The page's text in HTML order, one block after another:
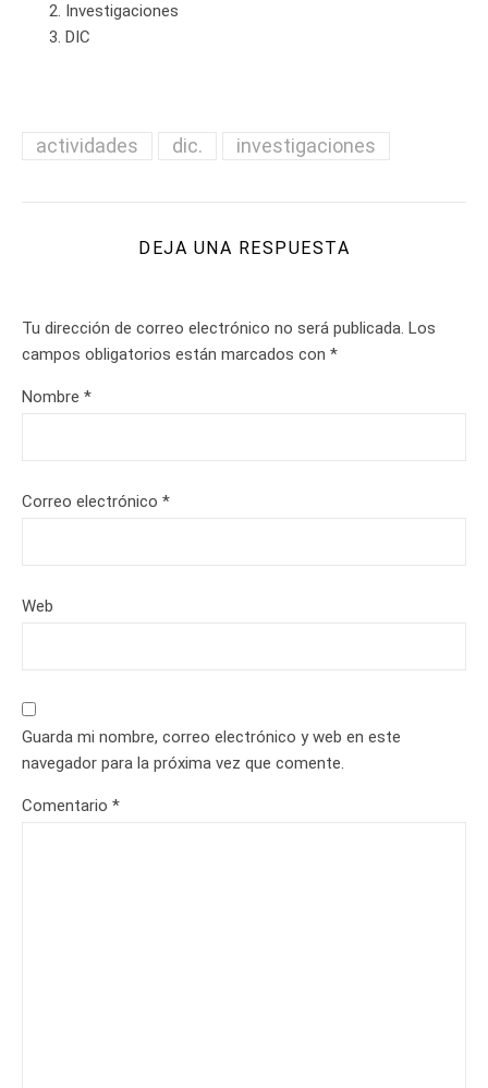
Investigaciones
DIC
actividades dic. investigaciones
DEJA UNA RESPUESTA
Tu dirección de correo electrónico no será publicada. Los
campos obligatorios están marcados con *
Nombre *
Correo electrónico *
Web
Guarda mi nombre, correo electrónico y web en este
navegador para la próxima vez que comente.
Comentario *